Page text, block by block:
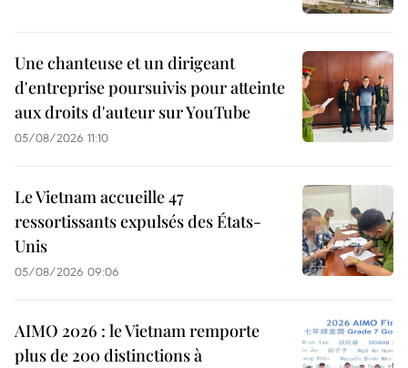
Une chanteuse et un dirigeant
d'entreprise poursuivis pour atteinte
aux droits d'auteur sur YouTube
05/08/2026 11:10
Le Vietnam accueille 47
ressortissants expulsés des États-
Unis
05/08/2026 09:06
AIMO 2026 : le Vietnam remporte
plus de 200 distinctions à